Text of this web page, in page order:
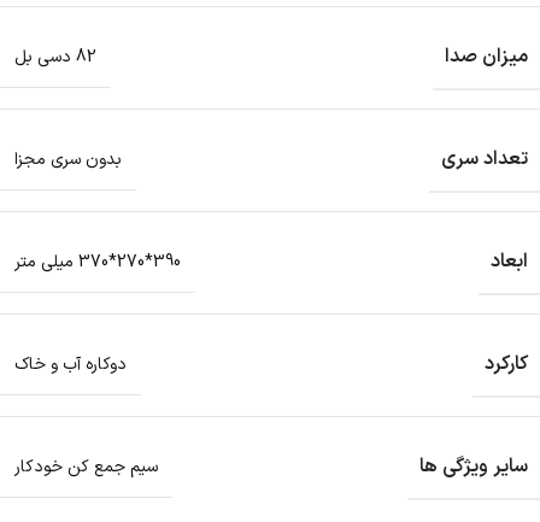
میزان صدا 82 دسی بل
تعداد سری بدون سری مجزا
ابعاد 390*270*370 میلی متر
کارکرد دوکاره آب و خاک
سایر ویژگی ها سیم جمع کن خودکار